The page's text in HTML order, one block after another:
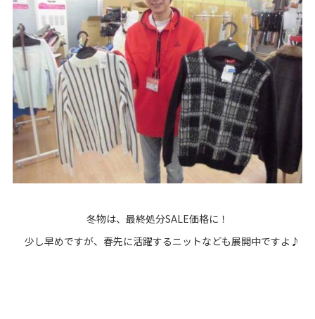
冬物は、最終処分SALE価格に！
少し早めですが、春先に活躍するニットなども展開中ですよ♪